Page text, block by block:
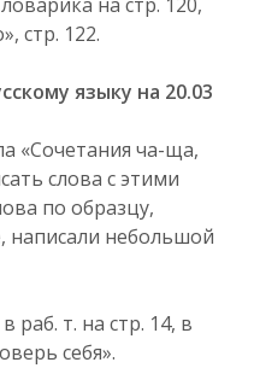
стр. 122.
языку на 20.03
«Сочетания ча-ща,
слова с этими
по образцу,
написали небольшой
т. на стр. 14, в
себя».